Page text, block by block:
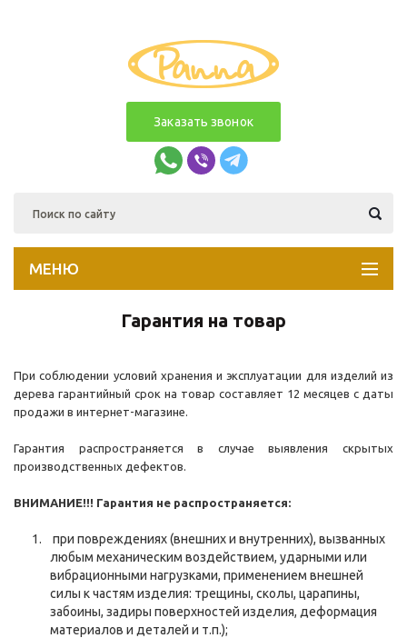
Заказать звонок
МЕНЮ
Гарантия на товар
При соблюдении условий хранения и эксплуатации для изделий из
дерева гарантийный срок на товар составляет 12 месяцев с даты
продажи в интернет-магазине.
Гарантия распространяется в случае выявления скрытых
производственных дефектов.
ВНИМАНИЕ!!! Гарантия не распространяется:
при повреждениях (внешних и внутренних), вызванных
любым механическим воздействием, ударными или
вибрационными нагрузками, применением внешней
силы к частям изделия: трещины, сколы, царапины,
забоины, задиры поверхностей изделия, деформация
материалов и деталей и т.п.);